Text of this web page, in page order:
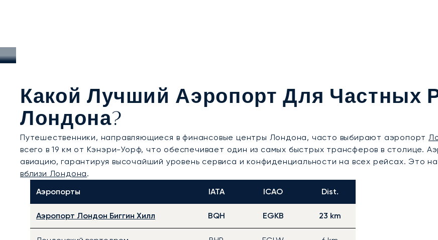
Какой Лучший Аэропорт Для Частных
Лондона?
Путешественники, направляющиеся в финансовые центры Лондона, часто выбирают аэропорт
всего в 19 км от Кэнэри-Уорф, что обеспечивает один из самых быстрых трансферов в столице.
авиацию, гарантируя высочайший уровень сервиса и конфиденциальности на всех рейсах. Это
вблизи Лондона.
Аэропорты
IATA ICAO Dist.
Аэропорт Лондон Биггин Хилл BQH EGKB 23 km